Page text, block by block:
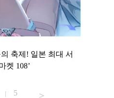
축제! 일본 최대 서
켓 108’
| 5